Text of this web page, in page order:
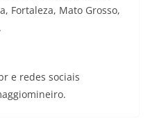
Fortaleza, Mato Grosso,
e redes sociais